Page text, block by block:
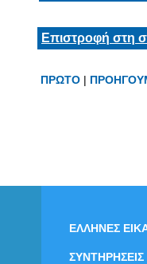
Επιστροφή στη
ΠΡΩΤΟ |
ΕΛΛΗΝΕΣ
ΣΥΝΤΗΡΗΣΕΙΣ